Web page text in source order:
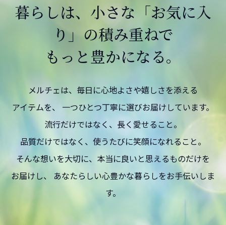
暮らしは、小さな「お気に入
り」の積み重ねで
もっと豊かになる。
メルチェは、毎日に心地よさや嬉しさを添える
アイテムを、 一つひとつ丁寧に選びお届けしています。
流行だけではなく、長く愛せること。
品質だけではなく、使うたびに笑顔になれること。
そんな想いを大切に、本当に良いと思えるものだけを
お届けし、 あなたらしい心豊かな暮らしをお手伝いしま
す。